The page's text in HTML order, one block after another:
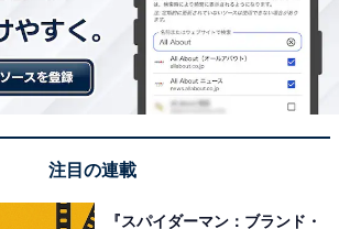
ページごとに付属なので気軽
下げ、机に向かわずとも気軽に学べ
注目の連載
『スパイダーマン：ブランド・